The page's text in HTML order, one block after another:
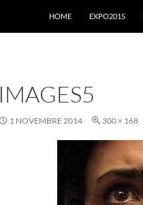
HOME
EXPO2015
IMAGES5
1 NOVEMBRE 2014 300 × 168